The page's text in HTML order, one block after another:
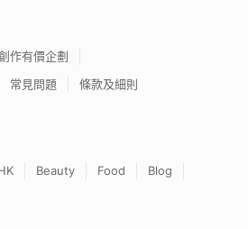
作有價企劃
常見問題 條款及細則
Beauty Food
Blog